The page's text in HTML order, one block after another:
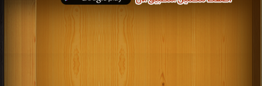
كتب 1994
كتب 1993 كتب 1992
كتب 1991
كتب 1987
كتب 1984
كتب 1981 كتب 1980
كتب 1979